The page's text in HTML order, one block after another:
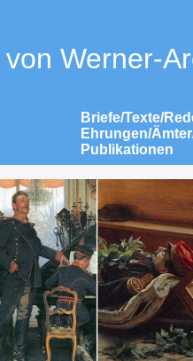
Werner-
Briefe/Texte/
Ehrungen/
Publikationen